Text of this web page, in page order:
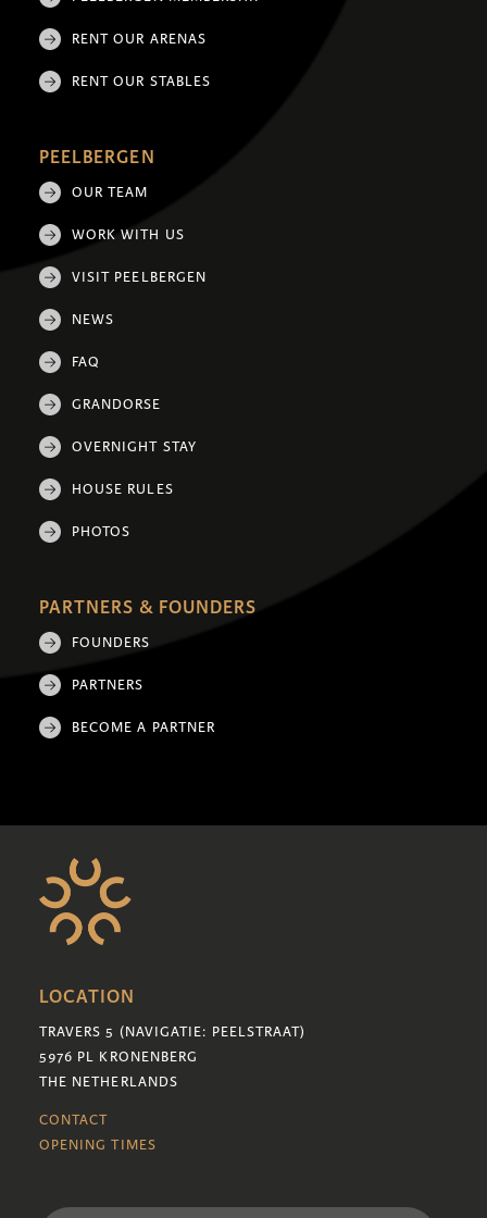
RENT OUR ARENAS
RENT OUR STABLES
PEELBERGEN
OUR TEAM
WORK WITH US
VISIT PEELBERGEN
NEWS
FAQ
GRANDORSE
OVERNIGHT STAY
HOUSE RULES
PHOTOS
PARTNERS & FOUNDERS
FOUNDERS
PARTNERS
BECOME A PARTNER
LOCATION
TRAVERS 5 (NAVIGATIE: PEELSTRAAT)
5976 PL KRONENBERG
THE NETHERLANDS
CONTACT
OPENING TIMES